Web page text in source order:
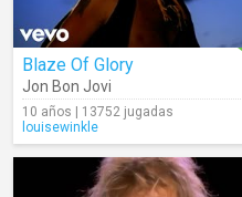
Blaze Of Glory
Jon Bon Jovi
10 años | 13752 jugadas
louisewinkle